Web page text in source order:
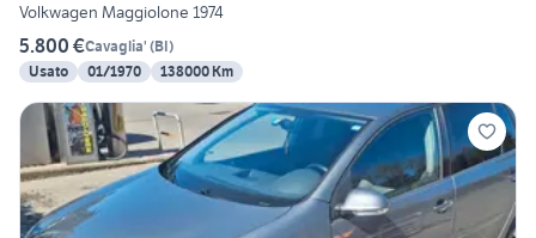
Volkwagen Maggiolone 1974
5.800 €Cavaglia' (BI)
Usato
01/1970 138000 Km